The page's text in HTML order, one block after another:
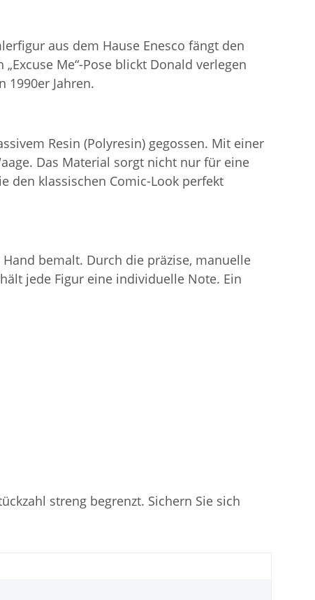
aus dem Hause Enesco fängt den
Me“-Pose blickt Donald verlegen
Jahren.
Resin (Polyresin) gegossen. Mit einer
Das Material sorgt nicht nur für eine
den klassischen Comic-Look perfekt
bemalt. Durch die präzise, manuelle
jede Figur eine individuelle Note. Ein
streng begrenzt. Sichern Sie sich